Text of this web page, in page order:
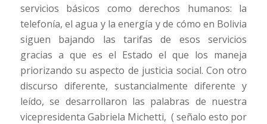
servicios básicos como derechos humanos: la
telefonía, el agua y la energía y de cómo en Bolivia
siguen bajando las tarifas de esos servicios
gracias a que es el Estado el que los maneja
priorizando su aspecto de justicia social. Con otro
discurso diferente, sustancialmente diferente y
leído, se desarrollaron las palabras de nuestra
vicepresidenta Gabriela Michetti, ( señalo esto por